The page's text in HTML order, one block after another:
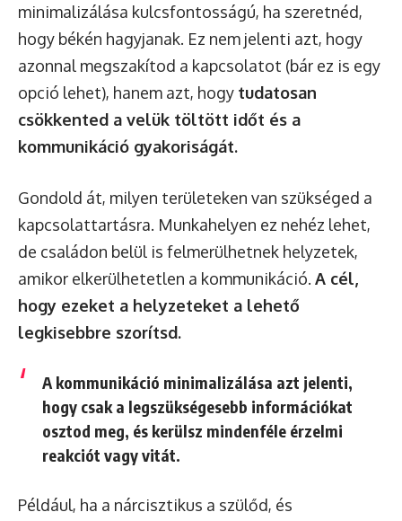
minimalizálása kulcsfontosságú, ha szeretnéd,
hogy békén hagyjanak. Ez nem jelenti azt, hogy
azonnal megszakítod a kapcsolatot (bár ez is egy
opció lehet), hanem azt, hogy tudatosan
csökkented a velük töltött időt és a
kommunikáció gyakoriságát.
Gondold át, milyen területeken van szükséged a
kapcsolattartásra. Munkahelyen ez nehéz lehet,
de családon belül is felmerülhetnek helyzetek,
amikor elkerülhetetlen a kommunikáció. A cél,
hogy ezeket a helyzeteket a lehető
legkisebbre szorítsd.
A kommunikáció minimalizálása azt jelenti,
hogy csak a legszükségesebb információkat
osztod meg, és kerülsz mindenféle érzelmi
reakciót vagy vitát.
Például, ha a nárcisztikus a szülőd, és